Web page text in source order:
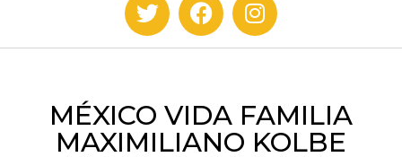
MÉXICO VIDA FAMILIA
MAXIMILIANO KOLBE